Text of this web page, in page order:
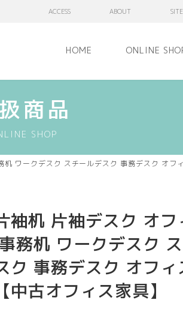
ACCESS ABOUT
HOME ONLINE
商品
SHOP
机 ワークデスク スチールデスク 事務デスク オフ
袖机 片袖デスク オフ
務机 ワークデスク ス
ク 事務デスク オフィ
中古オフィス家具】